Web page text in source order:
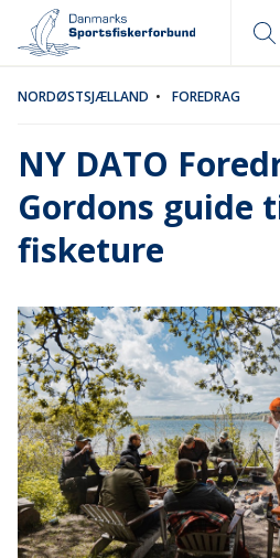
NORDØSTSJÆLLAND • FOREDRAG
NY DATO
Gordons guide
fisketure